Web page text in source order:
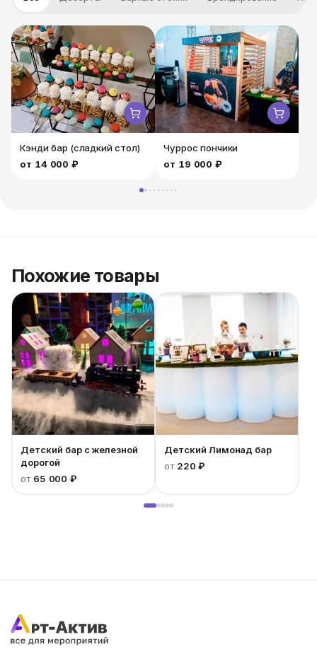
то день рождения, школьный праздник или городской
фестиваль. Создайте незабываемую атмосферу и
подарите детям радость и энергию. Арендуйте
детский кислородный бар у нас и сделайте ваше
мероприятие ярким и запоминающимся!
Профессиональное оборудование и качественное
обслуживание гарантированы.
Кэнди бар (сладкий стол)
от 14 000 ₽
Чуррос пончики
от 19 000 ₽
Похожие товары
Детский бар с железной
дорогой
от 65 000 ₽
Детский Лимонад бар
от 220 ₽